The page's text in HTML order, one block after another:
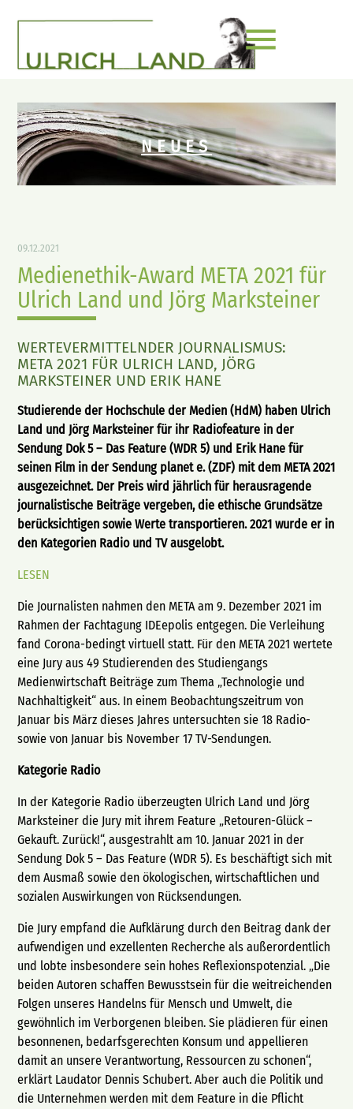
menu
NEUES
09.12.2021
Medienethik-Award META 2021 für
Ulrich Land und Jörg Marksteiner
WERTEVERMITTELNDER JOURNALISMUS:
META 2021 FÜR ULRICH LAND, JÖRG
MARKSTEINER UND ERIK HANE
Studierende der Hochschule der Medien (HdM) haben Ulrich
Land und Jörg Marksteiner für ihr Radiofeature in der
Sendung Dok 5 – Das Feature (WDR 5) und Erik Hane für
seinen Film in der Sendung planet e. (ZDF) mit dem META 2021
ausgezeichnet. Der Preis wird jährlich für herausragende
journalistische Beiträge vergeben, die ethische Grundsätze
berücksichtigen sowie Werte transportieren. 2021 wurde er in
den Kategorien Radio und TV ausgelobt.
LESEN
Die Journalisten nahmen den META am 9. Dezember 2021 im
Rahmen der Fachtagung IDEepolis entgegen. Die Verleihung
fand Corona-bedingt virtuell statt. Für den META 2021 wertete
eine Jury aus 49 Studierenden des Studiengangs
Medienwirtschaft Beiträge zum Thema „Technologie und
Nachhaltigkeit“ aus. In einem Beobachtungszeitrum von
Januar bis März dieses Jahres untersuchten sie 18 Radio-
sowie von Januar bis November 17 TV-Sendungen.
Kategorie Radio
In der Kategorie Radio überzeugten Ulrich Land und Jörg
Marksteiner die Jury mit ihrem Feature „Retouren-Glück –
Gekauft. Zurück!“, ausgestrahlt am 10. Januar 2021 in der
Sendung Dok 5 – Das Feature (WDR 5). Es beschäftigt sich mit
dem Ausmaß sowie den ökologischen, wirtschaftlichen und
sozialen Auswirkungen von Rücksendungen.
Die Jury empfand die Aufklärung durch den Beitrag dank der
aufwendigen und exzellenten Recherche als außerordentlich
und lobte insbesondere sein hohes Reflexionspotenzial. „Die
beiden Autoren schaffen Bewusstsein für die weitreichenden
Folgen unseres Handelns für Mensch und Umwelt, die
gewöhnlich im Verborgenen bleiben. Sie plädieren für einen
besonnenen, bedarfsgerechten Konsum und appellieren
damit an unsere Verantwortung, Ressourcen zu schonen“,
erklärt Laudator Dennis Schubert. Aber auch die Politik und
die Unternehmen werden mit dem Feature in die Pflicht